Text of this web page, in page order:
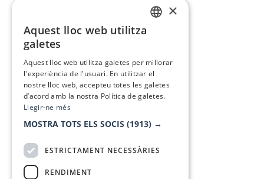
×
Aquest lloc web utilitza
galetes
Aquest lloc web utilitza galetes per millorar
l'experiència de l'usuari. En utilitzar el
nostre lloc web, accepteu totes les galetes
d’acord amb la nostra Política de galetes.
Llegir-ne més
MOSTRA TOTS ELS SOCIS (1913) →
ESTRICTAMENT NECESSÀRIES
RENDIMENT